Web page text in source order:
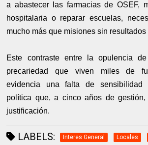
a abastecer las farmacias de OSEF,
hospitalaria o reparar escuelas,
mucho más que misiones sin resultados
Este contraste entre la opulencia
precariedad que viven miles de
evidencia una falta de sensibilidad
política que, a cinco años de
justificación.
LABELS: Interes General Locales